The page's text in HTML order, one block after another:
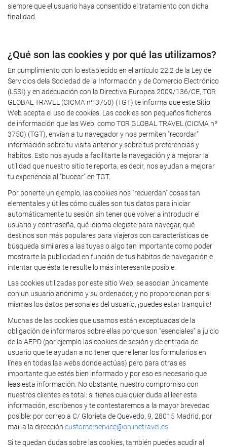
siempre que el usuario haya consentido el tratamiento con dicha
finalidad.
¿Qué son las cookies y por qué las utilizamos?
En cumplimiento con lo establecido en el artículo 22.2 de la Ley de
Servicios dela Sociedad de la Información y de Comercio Electrónico
(LSSI) y en adecuación con la Directiva Europea 2009/136/CE, TOR
GLOBAL TRAVEL (CICMA nº 3750) (TGT) te informa que este Sitio
Web acepta el uso de cookies. Las cookies son pequeños ficheros
de información que las Web, como TOR GLOBAL TRAVEL (CICMA nº
3750) (TGT), envían a tu navegador y nos permiten "recordar"
información sobre tu visita anterior y sobre tus preferencias y
hábitos. Esto nos ayuda a facilitarte la navegación y a mejorar la
utilidad que nuestro sitio te reporta, es decir, nos ayudan a mejorar
tu experiencia al "bucear" en TGT.
Por ponerte un ejemplo, las cookies nos "recuerdan" cosas tan
elementales y útiles cómo cuáles son tus datos para iniciar
automáticamente tu sesión sin tener que volver a introducir el
usuario y contraseña, qué idioma elegiste para navegar, qué
destinos son más populares para viajeros con características de
búsqueda similares a las tuyas o algo tan importante como poder
mostrarte la publicidad en función de tus hábitos de navegación e
intentar que ésta te resulte lo más interesante posible.
Las cookies utilizadas por este sitio Web, se asocian únicamente
con un usuario anónimo y su ordenador, y no proporcionan por si
mismas los datos personales del usuario, ¡puedes estar tranquilo!
Muchas de las cookies que usamos están exceptuadas de la
obligación de informaros sobre ellas porque son "esenciales" a juicio
de la AEPD (por ejemplo las cookies de sesión y de entrada de
usuario que te ayudan a no tener que rellenar los formularios en
línea en todas las webs donde actúas) pero para otras es
importante que estés bien informado y por eso es necesario que
leas esta información. No obstante, nuestro compromiso con
nuestros clientes es total: si tienes cualquier duda al leer esta
información, escríbenos y te contestaremos a la mayor brevedad
posible: por correo a C/ Glorieta de Quevedo, 9, 28015 Madrid, por
mail a la dirección customerservice@onlinetravel.es
Si te quedan dudas sobre las cookies, también puedes acudir al